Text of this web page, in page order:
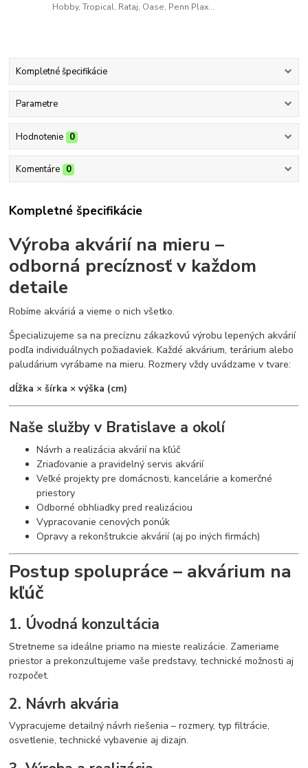
Hobby, Tropical, Rataj, Oase, Penn Plax...
Kompletné špecifikácie
Parametre
Hodnotenie 0
Komentáre 0
Kompletné špecifikácie
Výroba akvárií na mieru –
odborná precíznosť v každom
detaile
Robíme akváriá a vieme o nich všetko.
Špecializujeme sa na precíznu zákazkovú výrobu lepených akvárií
podľa individuálnych požiadaviek. Každé akvárium, terárium alebo
paludárium vyrábame na mieru. Rozmery vždy uvádzame v tvare:
dĺžka × šírka × výška (cm)
Naše služby v Bratislave a okolí
Návrh a realizácia akvárií na kľúč
Zriaďovanie a pravidelný servis akvárií
Veľké projekty pre domácnosti, kancelárie a komerčné
priestory
Odborné obhliadky pred realizáciou
Vypracovanie cenových ponúk
Opravy a rekonštrukcie akvárií (aj po iných firmách)
Postup spolupráce – akvárium na
kľúč
1. Úvodná konzultácia
Stretneme sa ideálne priamo na mieste realizácie. Zameriame
priestor a prekonzultujeme vaše predstavy, technické možnosti aj
rozpočet.
2. Návrh akvária
Vypracujeme detailný návrh riešenia – rozmery, typ filtrácie,
osvetlenie, technické vybavenie aj dizajn.